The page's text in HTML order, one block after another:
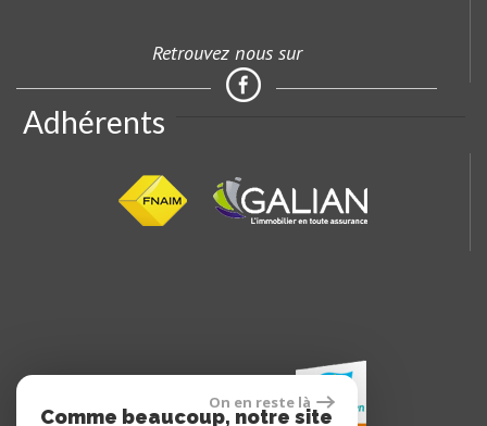
Retrouvez nous sur
Adhérents
On en reste là
Comme beaucoup, notre site